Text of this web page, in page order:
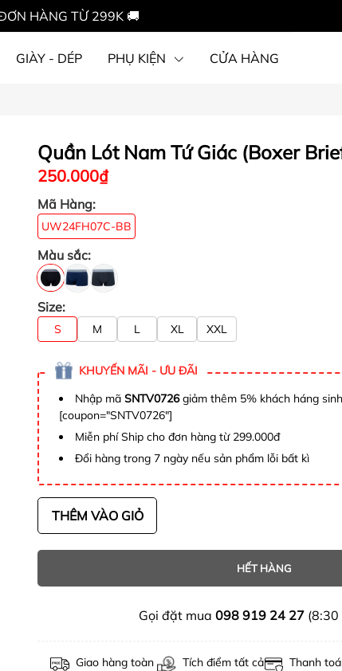
HÀNG TỪ 299K 🚚
GIÀY - DÉP PHỤ KIỆN CỬA HÀNG
Quần Lót Nam Tứ Giác (Boxer
250.000₫
Mã Hàng:
UW24FH07C-BB
Màu sắc:
Size:
S M L XL XXL
KHUYẾN MÃI - ƯU ĐÃI
Nhập mã SNTV0726giảm thêm 5% khách háng
[coupon="SNTV0726"]
Miễn phí Ship cho đơn hàng từ 299.000đ
Đổi hàng trong 7 ngày nếu sản phẩm lỗi bất kì
THÊM VÀO GIỎ
HẾT HÀNG
Gọi đặt mua 098 919 24 27(8:30
Giao hàng toàn
Tích điểm tất cả
Thanh